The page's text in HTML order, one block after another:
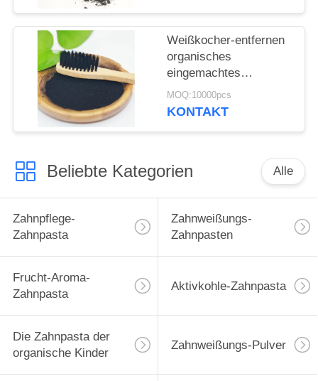
Weißkocher-entfernen
organisches
eingemachtes
tadelloses Zahnpulver
Plaketten-Flecke 30g
MOQ:10000pcs
KONTAKT
Beliebte Kategorien Alle
Zahnpflege-
Zahnpasta
Zahnweißungs-
Zahnpasten
Frucht-Aroma-
Zahnpasta
Aktivkohle-Zahnpasta
Die Zahnpasta der
organische Kinder
Zahnweißungs-Pulver